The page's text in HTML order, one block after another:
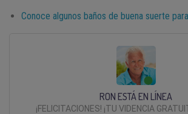
Conoce algunos baños de buena suerte
RON ESTÁ EN LÍNEA
¡FELICITACIONES! ¡TU VIDENCIA